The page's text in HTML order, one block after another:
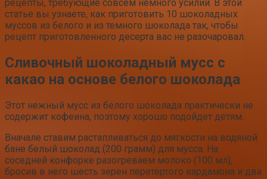
рецепты, требующие совсем немного усилий. В этой
статье вы узнаете, как приготовить 10 шоколадных
муссов из белого и из темного шоколада так, чтобы
рецепт приготовленного десерта вас не разочаровал.
Сливочный шоколадный мусс с
какао на основе белого шоколада
Этот нежный мусс из белого шоколада практически не
содержит кофеина, поэтому хорошо подойдет детям.
Вначале ставим растапливаться до мягкости на водяной
бане белый шоколад (200 грамм) для мусса. На
соседней конфорке разогреваем молоко (100 мл),
бросив в него шесть зерен перетертого кардамона и два